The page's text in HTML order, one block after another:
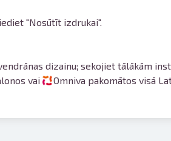
"Nosūtīt izdrukai".
dizainu; sekojiet tālākām
vai
Omniva pakomātos visā